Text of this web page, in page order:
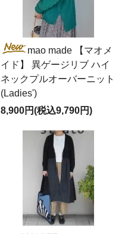
mao made 【マオメ
イド】 異ゲージリブ ハイ
ネックプルオーバーニット
(Ladies')
8,900円(税込9,790円)